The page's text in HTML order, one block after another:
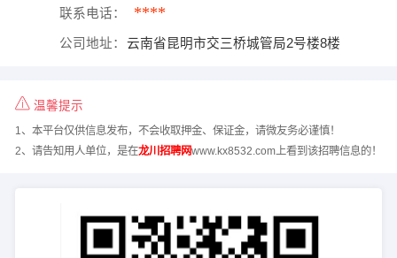
联系电话： ****
公司地址： 云南省昆明市交三桥城管局2号楼8楼
温馨提示
1、本平台仅供信息发布，不会收取押金、保证金，请微友务必谨慎！
2、请告知用人单位，是在龙川招聘网www.kx8532.com上看到该招聘信息的！